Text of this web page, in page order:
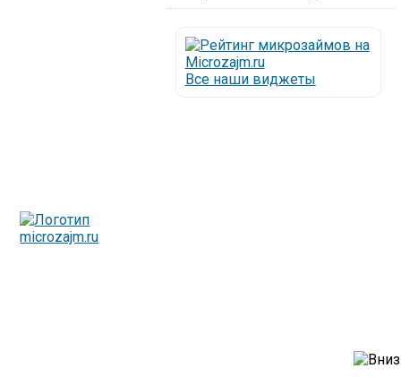
Все наши виджеты
скрытых комиссий и просто нечестных